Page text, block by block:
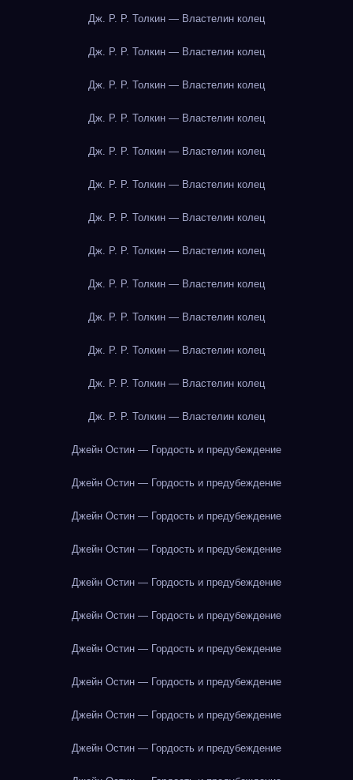
Дж. Р. Р. Толкин — Властелин колец
Дж. Р. Р. Толкин — Властелин колец
Дж. Р. Р. Толкин — Властелин колец
Дж. Р. Р. Толкин — Властелин колец
Дж. Р. Р. Толкин — Властелин колец
Дж. Р. Р. Толкин — Властелин колец
Дж. Р. Р. Толкин — Властелин колец
Дж. Р. Р. Толкин — Властелин колец
Дж. Р. Р. Толкин — Властелин колец
Дж. Р. Р. Толкин — Властелин колец
Дж. Р. Р. Толкин — Властелин колец
Дж. Р. Р. Толкин — Властелин колец
Дж. Р. Р. Толкин — Властелин колец
Джейн Остин — Гордость и предубеждение
Джейн Остин — Гордость и предубеждение
Джейн Остин — Гордость и предубеждение
Джейн Остин — Гордость и предубеждение
Джейн Остин — Гордость и предубеждение
Джейн Остин — Гордость и предубеждение
Джейн Остин — Гордость и предубеждение
Джейн Остин — Гордость и предубеждение
Джейн Остин — Гордость и предубеждение
Джейн Остин — Гордость и предубеждение